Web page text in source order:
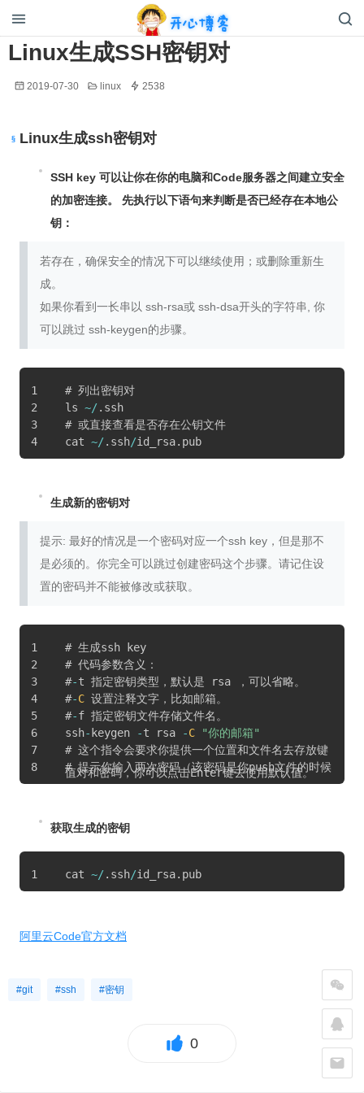
开心博客
Linux生成SSH密钥对
2019-07-30 linux 2538
Linux生成ssh密钥对
SSH key 可以让你在你的电脑和Code服务器之间建立安全
的加密连接。 先执行以下语句来判断是否已经存在本地公
钥：
若存在，确保安全的情况下可以继续使用；或删除重新生
成。
如果你看到一长串以 ssh-rsa或 ssh-dsa开头的字符串, 你
可以跳过 ssh-keygen的步骤。
# 列出密钥对
ls ~/. ssh
# 或直接查看是否存在公钥文件
cat ~/. ssh/id_rsa. pub
生成新的密钥对
提示: 最好的情况是一个密码对应一个ssh key，但是那不
是必须的。你完全可以跳过创建密码这个步骤。请记住设
置的密码并不能被修改或获取。
# 生成ssh key
# 代码参数含义：
#-t 指定密钥类型，默认是 rsa ，可以省略。
#-C 设置注释文字，比如邮箱。
#-f 指定密钥文件存储文件名。
ssh-keygen -t rsa -C
"你的邮箱"
# 这个指令会要求你提供一个位置和文件名去存放键
值对和密码，你可以点击Enter键去使用默认值。
# 提示你输入两次密码（该密码是你push文件的时候
获取生成的密钥
cat ~/. ssh/id_rsa. pub
阿里云Code官方文档
#git #ssh #密钥
0